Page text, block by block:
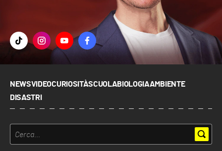
NEWSVIDEOCURIOSITÀSCUOLABIOLOGIAAMBIENTE
DISASTRI